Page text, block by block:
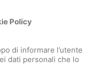
Policy
di informare l’utente
dati personali che lo